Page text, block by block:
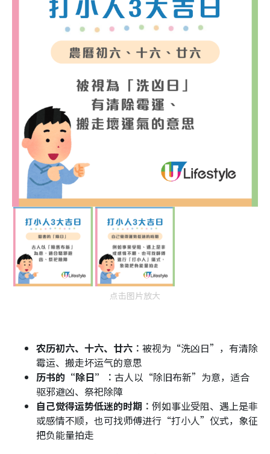
点击图片放大
农历初六、十六、廿六︰ 被视为“洗凶日”，有清除
霉运、搬走坏运气的意思
历书的“除日”︰ 古人以“除旧布新”为意，适合
驱邪避凶、祭祀除障
自己觉得运势低迷的时期︰ 例如事业受阻、遇上是非
或感情不顺，也可找师傅进行“打小人”仪式，象征
把负能量拍走